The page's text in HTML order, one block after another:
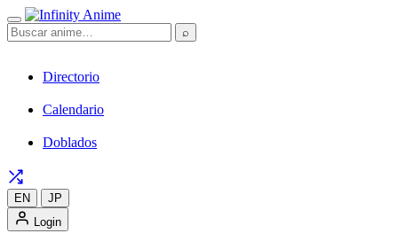
⌕
Directorio
Calendario
Doblados
EN
JP
Login